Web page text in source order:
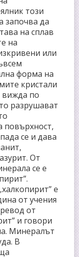
този
започва да
на сплав
на
или
форма на
кристали
вижда по
разрушават
повърхност,
се и дава
От
се е
е
от учения
от
и говори
Минералът
В